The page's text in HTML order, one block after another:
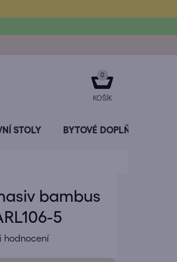
NÁKUPNÍ
KOŠÍK
STOLY BYTOVÉ DOPLŇKY
bambus
5
hodnocení